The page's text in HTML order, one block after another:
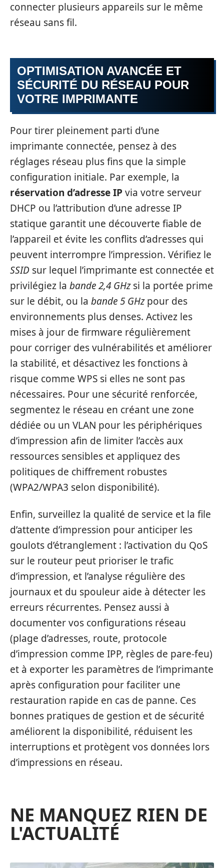
connecter plusieurs appareils sur le même
réseau sans fil.
OPTIMISATION AVANCÉE ET
SÉCURITÉ DU RÉSEAU POUR
VOTRE IMPRIMANTE
Pour tirer pleinement parti d’une
imprimante connectée, pensez à des
réglages réseau plus fins que la simple
configuration initiale. Par exemple, la
réservation d’adresse IP via votre serveur
DHCP ou l’attribution d’une adresse IP
statique garantit une découverte fiable de
l’appareil et évite les conflits d’adresses qui
peuvent interrompre l’impression. Vérifiez le
SSID sur lequel l’imprimante est connectée et
privilégiez la bande 2,4 GHzsi la portée prime
sur le débit, ou la bande 5 GHzpour des
environnements plus denses. Activez les
mises à jour de firmware régulièrement
pour corriger des vulnérabilités et améliorer
la stabilité, et désactivez les fonctions à
risque comme WPS si elles ne sont pas
nécessaires. Pour une sécurité renforcée,
segmentez le réseau en créant une zone
dédiée ou un VLAN pour les périphériques
d’impression afin de limiter l’accès aux
ressources sensibles et appliquez des
politiques de chiffrement robustes
(WPA2/WPA3 selon disponibilité).
Enfin, surveillez la qualité de service et la file
d’attente d’impression pour anticiper les
goulots d’étranglement : l’activation du QoS
sur le routeur peut prioriser le trafic
d’impression, et l’analyse régulière des
journaux et du spouleur aide à détecter les
erreurs récurrentes. Pensez aussi à
documenter vos configurations réseau
(plage d’adresses, route, protocole
d’impression comme IPP, règles de pare-feu)
et à exporter les paramètres de l’imprimante
après configuration pour faciliter une
restauration rapide en cas de panne. Ces
bonnes pratiques de gestion et de sécurité
améliorent la disponibilité, réduisent les
interruptions et protègent vos données lors
d’impressions en réseau.
NE MANQUEZ RIEN DE
L'ACTUALITÉ